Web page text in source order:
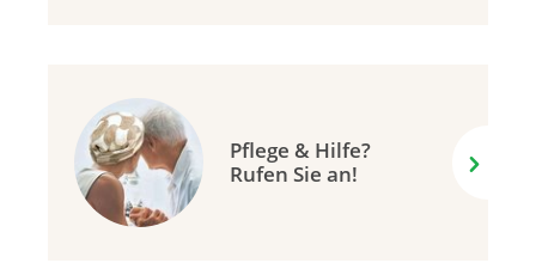
Pflege & Hilfe?
Rufen Sie an!